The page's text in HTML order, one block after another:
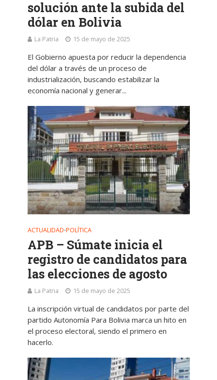
solución ante la subida del
dólar en Bolivia
La Patria 15 de mayo de 2025
El Gobierno apuesta por reducir la dependencia
del dólar a través de un proceso de
industrialización, buscando estabilizar la
economía nacional y generar...
ACTUALIDAD•POLÍTICA
APB – Súmate inicia el
registro de candidatos para
las elecciones de agosto
La Patria 15 de mayo de 2025
La inscripción virtual de candidatos por parte del
partido Autonomía Para Bolivia marca un hito en
el proceso electoral, siendo el primero en
hacerlo.